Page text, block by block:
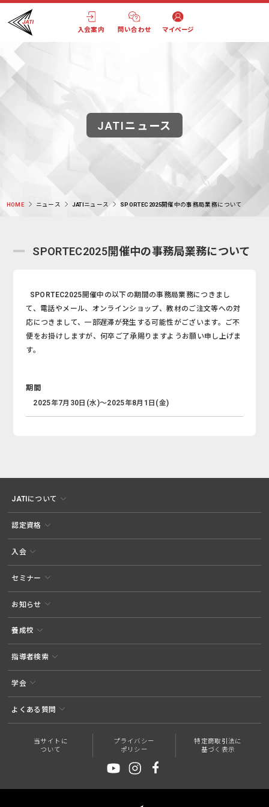
入会案内 問い合わせ マイページ
JATIニュース
HOME ニュース JATIニュース SPORTEC2025開催中の事務局業務について
SPORTEC2025開催中の事務局業務について
SPORTEC2025開催中の以下の期間の事務局業務につきまし
て、電話やメール、オンラインショップ、教材のご注文等への対
応につきまして、一部遅滞が発生する可能性がございます。ご不
便をお掛けしますが、何卒ご了承賜りますようお願い申し上げま
す。
期間
2025年7月30日(水)～2025年8月1日(金)
JATIについて
認定資格
入会
セミナー
お知らせ
養成校
指導者検索
学会
よくある質問
当サイトに
ついて
プライバシー
ポリシー
特定商取引法に
基づく表示